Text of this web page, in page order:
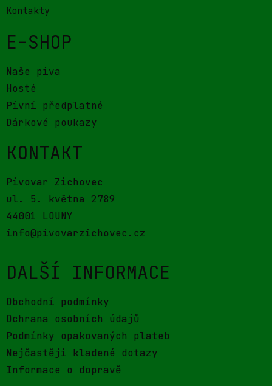
Kontakty
E-SHOP
Naše piva
Hosté
Pivní předplatné
Dárkové poukazy
KONTAKT
Pivovar Zichovec
ul. 5. května 2789
44001 LOUNY
info@pivovarzichovec.cz
DALŠÍ INFORMACE
Obchodní podmínky
Ochrana osobních údajů
Podmínky opakovaných plateb
Nejčastěji kladené dotazy
Informace o dopravě